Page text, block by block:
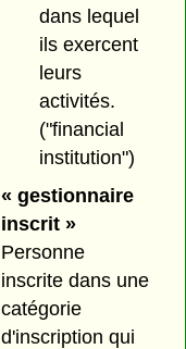
dans lequel
ils exercent
leurs
activités.
("financial
institution")
« gestionnaire
inscrit »
Personne
inscrite dans une
catégorie
d'inscription qui